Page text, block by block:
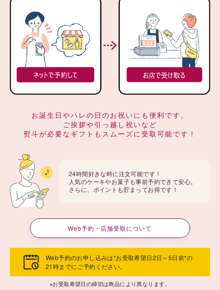
お誕生日やハレの日のお祝いにも便利です。
ご挨拶や引っ越し祝いなど
熨斗が必要なギフトもスムーズに受取可能です！
24時間好きな時に注文可能です！
人気のケーキやお菓子も事前予約できて安心。
さらに、ポイントも貯まってお得です！
Web予約・店舗受取について
Web予約のお申し込みは*お受取希望日2日～5日前*の
21時までにご予約ください。
※お受取希望日の締切は商品により異なります。